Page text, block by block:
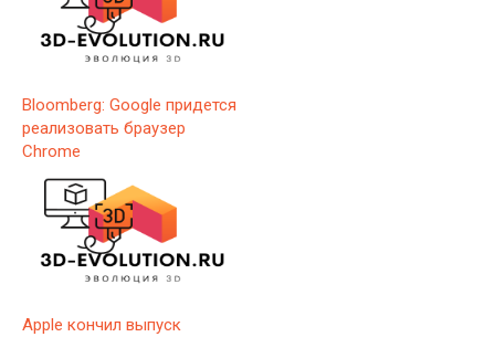
Bloomberg: Google придется
реализовать браузер
Chrome
Apple кончил выпуск